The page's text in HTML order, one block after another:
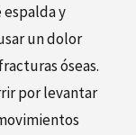
y
un dolor
óseas.
por levantar